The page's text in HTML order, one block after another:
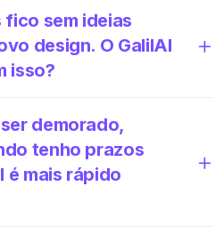
fico sem ideias
design. O GalilAI
isso?
demorado,
tenho prazos
é mais rápido